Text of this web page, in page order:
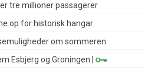
tre millioner passagerer
op for historisk hangar
om sommeren
Esbjerg og Groningen |